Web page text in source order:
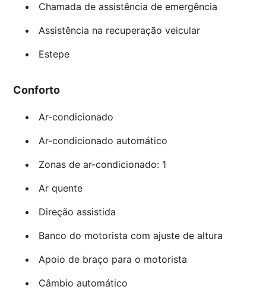
Chamada de assistência de emergência
Assistência na recuperação veicular
Estepe
Conforto
Ar-condicionado
Ar-condicionado automático
Zonas de ar-condicionado: 1
Ar quente
Direção assistida
Banco do motorista com ajuste de altura
Apoio de braço para o motorista
Câmbio automático